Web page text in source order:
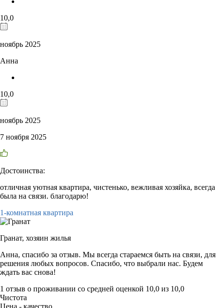
10,0
ноябрь 2025
Анна
10,0
ноябрь 2025
7 ноября 2025
Достоинства:
отличная уютная квартира, чистенько, вежливая хозяйка, всегда
была на связи. благодарю!
1-комнатная квартира
Гранат, хозяин жилья
Анна, спасибо за отзыв. Мы всегда стараемся быть на связи, для
решения любых вопросов. Спасибо, что выбрали нас. Будем
ждать вас снова!
1 отзыв о проживании со средней оценкой 10,0 из 10,0
Чистота
Цена - качество